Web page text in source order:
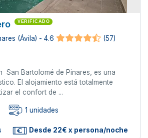
VERIFICADO
(Ávila) - 4.6
(57)
San Bartolomé de Pinares, es una
El alojamiento está totalmente
el confort de ...
1 unidades
Desde 22€ x persona/noche